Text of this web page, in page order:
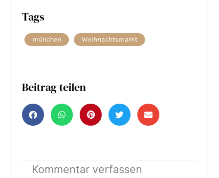
Tags
münchen Weihnachtsmarkt
Beitrag teilen
Kommentar verfassen